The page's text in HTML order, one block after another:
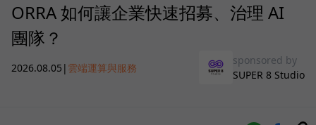
ORRA 如何讓企業快速招募、治理 AI
團隊？
2026.08.05 | 雲端運算與服務
sponsored by
SUPER 8 Studio